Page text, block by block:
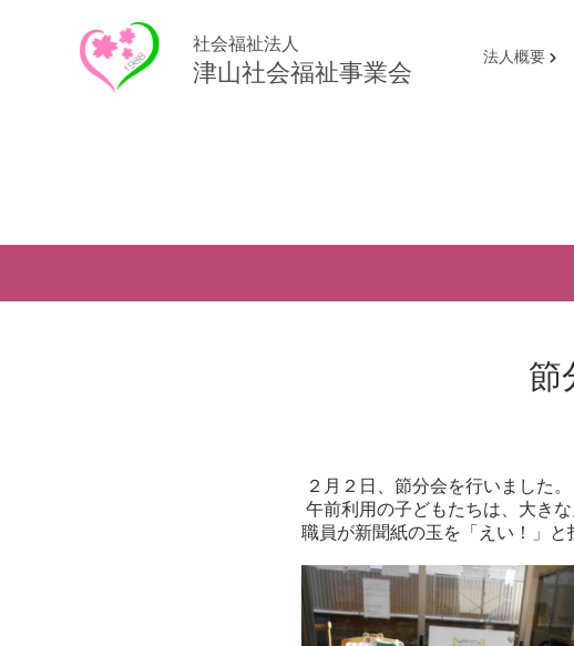
社会福祉法人
津山社会福祉事業会
法人概要
節
２月２日、節分会を行いました。
午前利用の子どもたちは、大き
職員が新聞紙の玉を「えい！」と